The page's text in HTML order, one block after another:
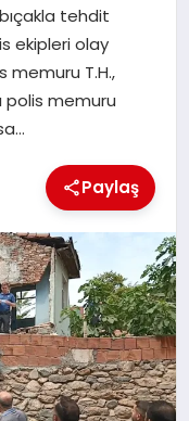
tehdit
ekipleri olay
memuru T.H.,
polis memuru
Paylaş